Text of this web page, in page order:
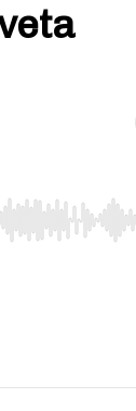
to jump to